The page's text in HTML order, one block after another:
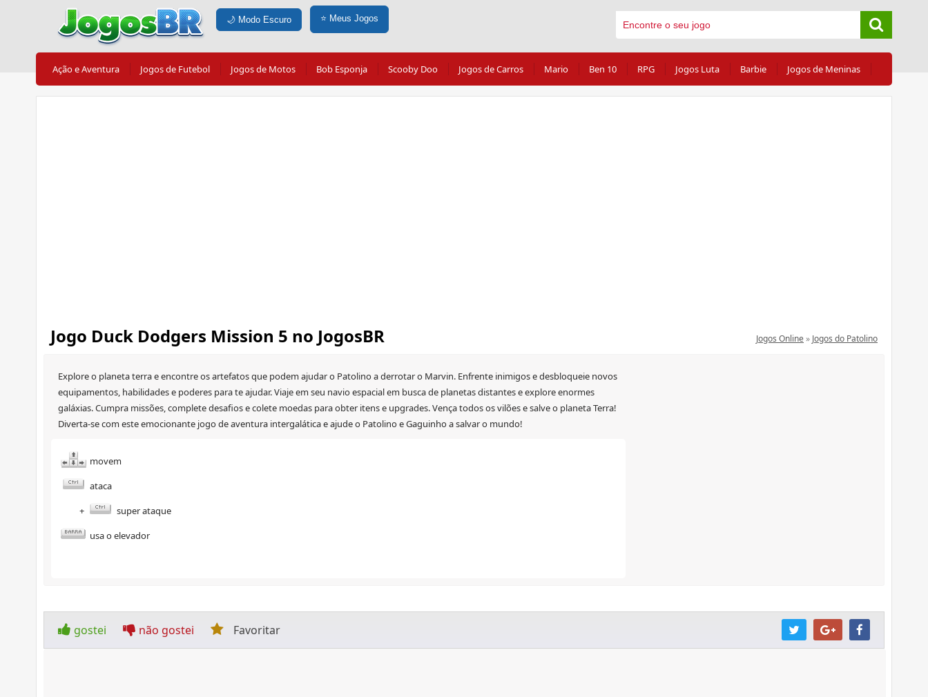
🌙 Modo Escuro ⭐ Meus Jogos
Ação e Aventura Jogos de Futebol Jogos de Motos Bob Esponja Scooby Doo Jogos de Carros Mario Ben 10 RPG Jogos Luta Barbie Jogos de Meninas
Jogo Duck Dodgers Mission 5 no JogosBR Jogos Online» Jogos do Patolino
Explore o planeta terra e encontre os artefatos que podem ajudar o Patolino a derrotar o Marvin. Enfrente inimigos e desbloqueie novos
equipamentos, habilidades e poderes para te ajudar. Viaje em seu navio espacial em busca de planetas distantes e explore enormes
galáxias. Cumpra missões, complete desafios e colete moedas para obter itens e upgrades. Vença todos os vilões e salve o planeta Terra!
Diverta-se com este emocionante jogo de aventura intergalática e ajude o Patolino e Gaguinho a salvar o mundo!
movem
ataca
+
super ataque
usa o elevador
gostei não gostei Favoritar